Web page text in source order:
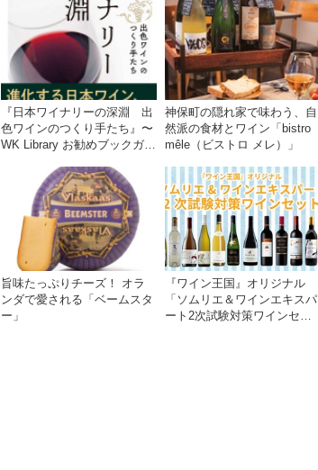
『日本ワイナリーの深淵 出
色ワインのつくり手たち』〜
WK Library お勧めブックガイ
神保町の隠れ家で味わう、自
然派の食材とワイン「bistro
mêle（ビストロ メレ）」
旨味たっぷりチーズ！ オラ
ンダで愛される「ベームスタ
ー」
『ワイン王国』オリジナル
「ソムリエ＆ワインエキスパ
ート2次試験対策ワインセッ